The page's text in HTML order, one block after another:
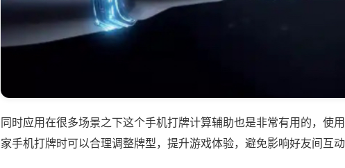
同时应用在很多场景之下这个手机打牌计算辅助也是非常有用的，使
家手机打牌时可以合理调整牌型，提升游戏体验，避免影响好友间互动